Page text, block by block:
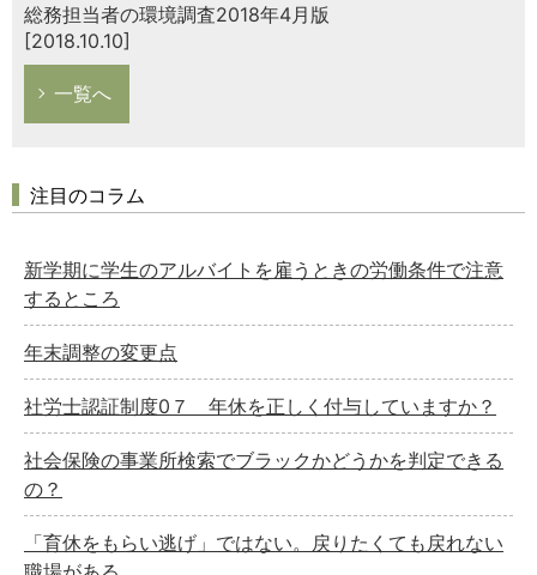
総務担当者の環境調査2018年4月版
[2018.10.10]
一覧へ
注目のコラム
新学期に学生のアルバイトを雇うときの労働条件で注意
するところ
年末調整の変更点
社労士認証制度0７ 年休を正しく付与していますか？
社会保険の事業所検索でブラックかどうかを判定できる
の？
「育休をもらい逃げ」ではない。戻りたくても戻れない